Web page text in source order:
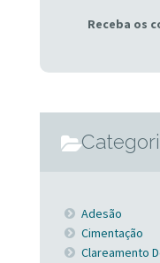
Receba os
Adesão
Cimentação
Clareamento